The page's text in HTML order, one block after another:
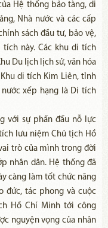
Hệ thống bảo tàng, di
Nhà nước và các cấp
sách đầu tư, bảo vệ,
này. Các khu di tích
Du lịch lịch sử, văn hóa
Khu di tích Kim Liên, tỉnh
xếp hạng là Di tích
với sự phấn đấu nỗ lực
lưu niệm Chủ tịch Hồ
trò của mình trong đời
nhân dân. Hệ thống đã
càng làm tốt chức năng
đức, tác phong và cuộc
Hồ Chí Minh tới công
nguyện vọng của nhân